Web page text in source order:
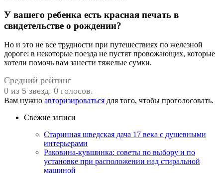
У вашего ребенка есть красная печать в
свидетельстве о рождении?
Но и это не все трудности при путешествиях по железной
дороге: в некоторые поезда не пустят провожающих, которые
хотели помочь вам занести тяжелые сумки.
Средний рейтинг
0 из 5 звезд. 0 голосов.
Вам нужно авторизироваться для того, чтобы проголосовать.
Свежие записи
Старинная шведская дача 17 века с душевными
интерьерами
Раковина-кувшинка: советы по выбору и по
установке при расположении над стиральной
машиной